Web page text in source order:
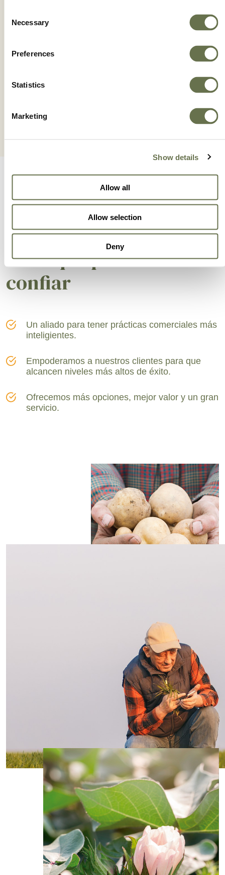
Selection
Necessary
Preferences
Statistics
Marketing
Show details
Allow all
Allow selection
Deny
Una compañía global
en la que puedes
confiar
Un aliado para tener prácticas comerciales más
inteligientes.
Empoderamos a nuestros clientes para que
alcancen niveles más altos de éxito.
Ofrecemos más opciones, mejor valor y un gran
servicio.